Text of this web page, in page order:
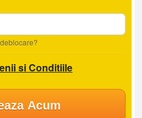
si Conditiile
Acum